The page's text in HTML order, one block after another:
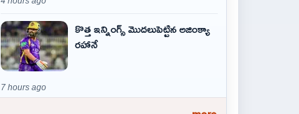
కొత్త ఇన్నింగ్స్ మొదలుపెట్టిన అజింక్యా
రహానే
7 hours ago